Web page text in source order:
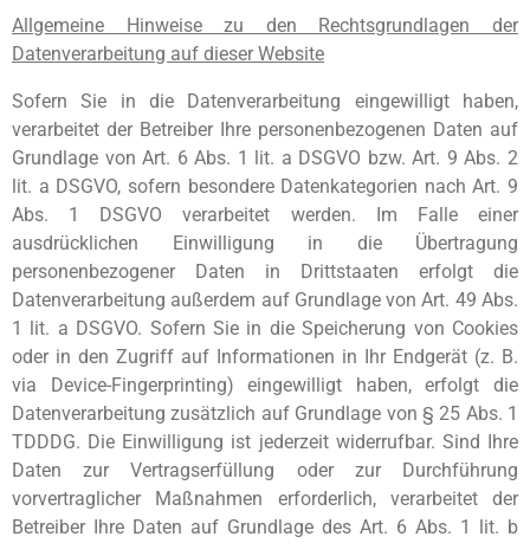
Allgemeine Hinweise zu den Rechtsgrundlagen der
Datenverarbeitung auf dieser Website
Sofern Sie in die Datenverarbeitung eingewilligt haben,
verarbeitet der Betreiber Ihre personenbezogenen Daten auf
Grundlage von Art. 6 Abs. 1 lit. a DSGVO bzw. Art. 9 Abs. 2
lit. a DSGVO, sofern besondere Datenkategorien nach Art. 9
Abs. 1 DSGVO verarbeitet werden. Im Falle einer
ausdrücklichen Einwilligung in die Übertragung
personenbezogener Daten in Drittstaaten erfolgt die
Datenverarbeitung außerdem auf Grundlage von Art. 49 Abs.
1 lit. a DSGVO. Sofern Sie in die Speicherung von Cookies
oder in den Zugriff auf Informationen in Ihr Endgerät (z. B.
via Device-Fingerprinting) eingewilligt haben, erfolgt die
Datenverarbeitung zusätzlich auf Grundlage von § 25 Abs. 1
TDDDG. Die Einwilligung ist jederzeit widerrufbar. Sind Ihre
Daten zur Vertragserfüllung oder zur Durchführung
vorvertraglicher Maßnahmen erforderlich, verarbeitet der
Betreiber Ihre Daten auf Grundlage des Art. 6 Abs. 1 lit. b